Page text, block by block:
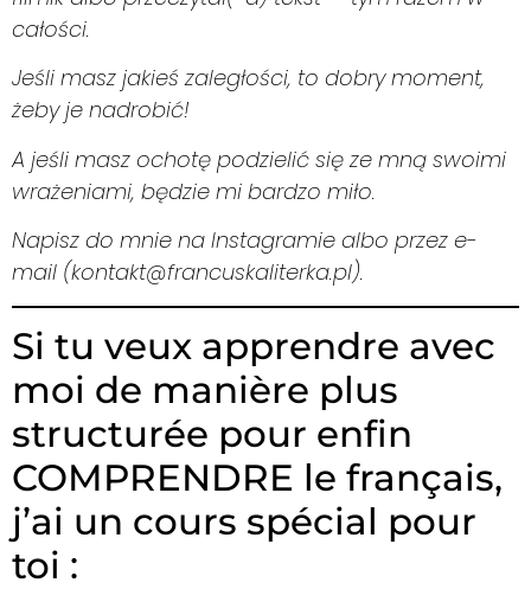
całości.
Jeśli masz jakieś zaległości, to dobry moment,
żeby je nadrobić!
A jeśli masz ochotę podzielić się ze mną swoimi
wrażeniami, będzie mi bardzo miło.
Napisz do mnie na Instagramie albo przez e-
mail (kontakt@francuskaliterka.pl).
Si tu veux apprendre avec
moi de manière plus
structurée pour enfin
COMPRENDRE le français,
j’ai un cours spécial pour
toi :